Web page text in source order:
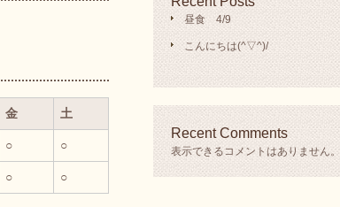
金 土
○ ○
○ ○
昼食 4/9
こんにちは(^▽^)/
Recent Comments
表示できるコメントはありません。